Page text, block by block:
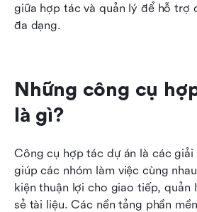
giữa hợp tác và quản lý để hỗ trợ
đa dạng.
Những công cụ
là gì?
Công cụ hợp tác dự án là các
giúp các nhóm làm việc cùng
kiện thuận lợi cho giao tiếp, quản
sẻ tài liệu. Các nền tảng phần